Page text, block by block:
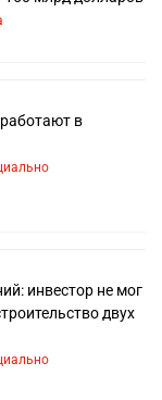
пределами
в
инвестор не мог
двух